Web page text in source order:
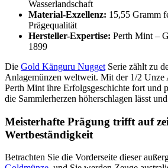
Wasserlandschaft
Material-Exzellenz: 15,55 Gramm
Prägequalität
Hersteller-Expertise: Perth Mint –
1899
Die Gold Känguru Nugget Serie zählt zu
Anlagemünzen weltweit. Mit der 1/2 Unze
Perth Mint ihre Erfolgsgeschichte fort und
die Sammlerherzen höherschlagen lässt
Meisterhafte Prägung trifft auf
Wertbeständigkeit
Betrachten Sie die Vorderseite dieser